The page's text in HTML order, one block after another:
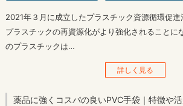
2021年３月に成立したプラスチック資源循環促
プラスチックの再資源化がより強化されることに
のプラスチックは…
詳しく見る
薬品に強くコスパの良いPVC手袋｜特徴や